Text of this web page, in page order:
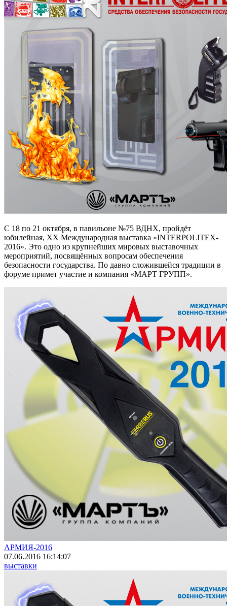
С 18 по 21 октября, в павильоне №75 ВДНХ, пройдёт
юбилейная, XX Международная выставка «INTERPOLITEX-
2016». Это одно из крупнейших мировых выставочных
мероприятий, посвящённых вопросам обеспечения
безопасности государства. По давно сложившейся традиции в
форуме примет участие и компания «МАРТ ГРУПП».
АРМИЯ-2016
07.06.2016 16:14:07
выставки